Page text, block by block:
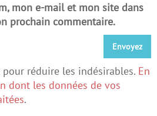
mon e-mail et mon site dans
prochain commentaire.
réduire les indésirables. En
dont les données de vos
.